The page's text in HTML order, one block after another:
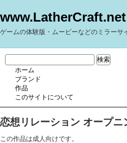
www.LatherCraft.net
ゲームの体験版・ムービーなどのミラーサ
ホーム
ブランド
作品
このサイトについて
恋想リレーション オープ
この作品は成人向けです。